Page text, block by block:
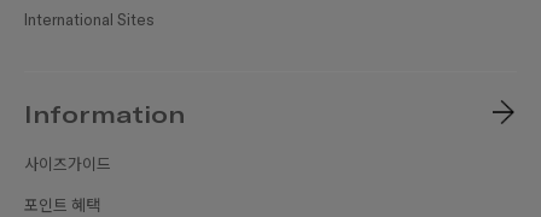
International Sites
Information
사이즈가이드
포인트 혜택